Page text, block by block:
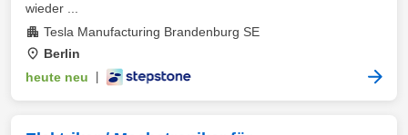
wieder ...
Tesla Manufacturing Brandenburg SE
Berlin
heute neu